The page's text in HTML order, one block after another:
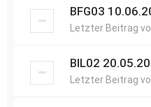
BFG03
Letzter Beitrag
BIL02
Letzter Beitrag